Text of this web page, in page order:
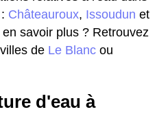
Châteauroux, Issoudun et
savoir plus ? Retrouvez
de Le Blanc ou
d'eau à